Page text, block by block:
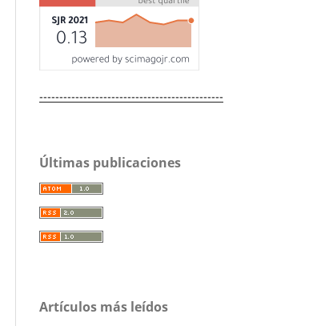
----------------------------------------------
Últimas publicaciones
Artículos más leídos